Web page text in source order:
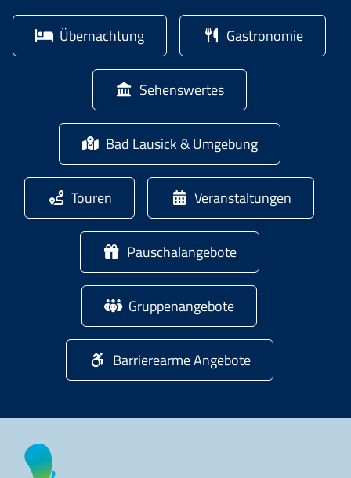
Übernachtung Gastronomie
Sehenswertes
Bad Lausick & Umgebung
Touren Veranstaltungen
Pauschalangebote
Gruppenangebote
Barrierearme Angebote